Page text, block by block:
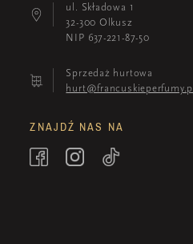
ul. Składowa 1
32-300 Olkusz
NIP 637-221-87-50
Sprzedaż hurtowa
hurt@francuskieperfumy.pl
ZNAJDŹ NAS NA